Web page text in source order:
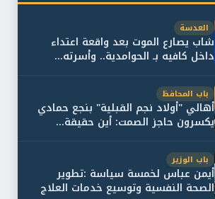
العدسة
شاب يصارع الموت بعد واقعة اعتداء
داخل كافيه بـ الحوامدية.. وأسرته...
باب المحافظ
أهالي "أولاد نجم القبلية" بنجع حمادي
يكسرون حاجز الصمت: أين حقيقة...
باب الوزير
أيمن عباس لخمسة سياسة :تطوير
الصحة النفسية وتوسيع خدمات العلاج